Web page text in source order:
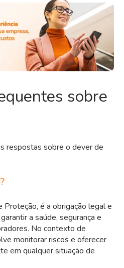
sobre
respostas sobre o dever de
Proteção, é a obrigação legal e
a saúde, segurança e
No contexto de
monitorar riscos e oferecer
em qualquer situação de